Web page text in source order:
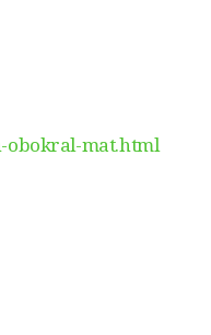
obokral-mat.html